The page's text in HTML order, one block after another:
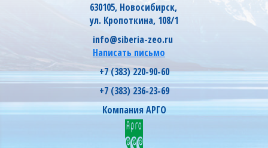
630105, Новосибирск,
ул. Кропоткина, 108/1
info@siberia-zeo.ru
Написать письмо
+7 (383) 220-90-60
+7 (383) 236-23-69
Компания АРГО